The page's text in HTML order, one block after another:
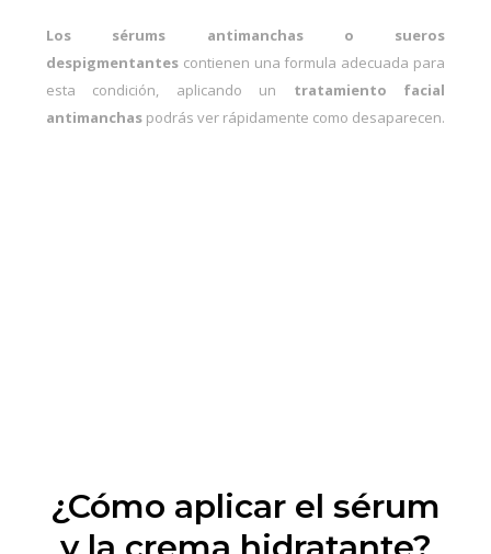
Los sérums antimanchas o sueros
despigmentantes contienen una formula adecuada para
esta condición, aplicando un tratamiento facial
antimanchas podrás ver rápidamente como desaparecen.
¿Cómo aplicar el sérum